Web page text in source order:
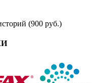
(900 руб.)